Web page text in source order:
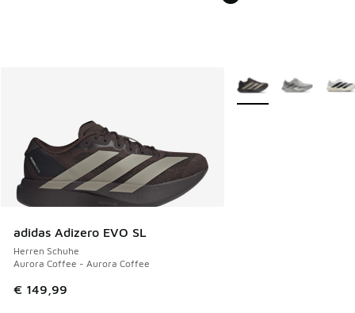
adidas Adizero EVO SL
Herren Schuhe
Aurora Coffee - Aurora Coffee
€ 149,99
Weitere Farben